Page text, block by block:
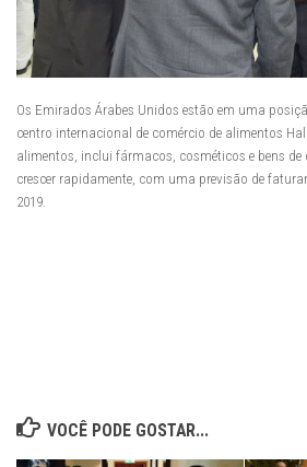
Os Emirados Árabes Unidos estão em uma
centro internacional de comércio de alimentos
alimentos, inclui fármacos, cosméticos e bens
crescer rapidamente, com uma previsão de
2019.
VOCÊ PODE GOSTAR...